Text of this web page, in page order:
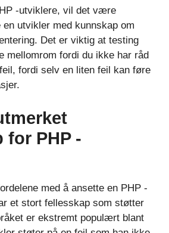
-utviklere, vil det være
utvikler med kunnskap om
Det er viktig at testing
mellomrom fordi du ikke har råd
fordi selv en liten feil kan føre
for PHP -
med å ansette en PHP -
et stort fellesskap som støtter
er ekstremt populært blant